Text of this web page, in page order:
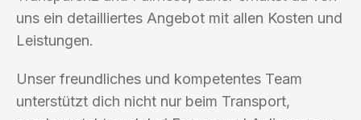
uns ein detailliertes Angebot mit allen Kosten und
Leistungen.
Unser freundliches und kompetentes Team
unterstützt dich nicht nur beim Transport,